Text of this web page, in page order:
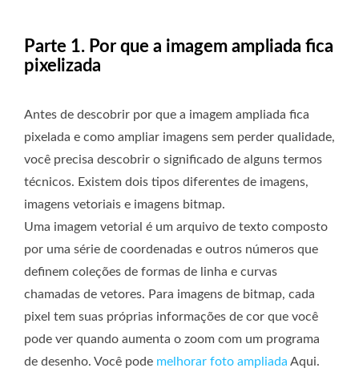
Parte 1. Por que a imagem ampliada fica
pixelizada
Antes de descobrir por que a imagem ampliada fica
pixelada e como ampliar imagens sem perder qualidade,
você precisa descobrir o significado de alguns termos
técnicos. Existem dois tipos diferentes de imagens,
imagens vetoriais e imagens bitmap.
Uma imagem vetorial é um arquivo de texto composto
por uma série de coordenadas e outros números que
definem coleções de formas de linha e curvas
chamadas de vetores. Para imagens de bitmap, cada
pixel tem suas próprias informações de cor que você
pode ver quando aumenta o zoom com um programa
de desenho. Você pode melhorar foto ampliada Aqui.